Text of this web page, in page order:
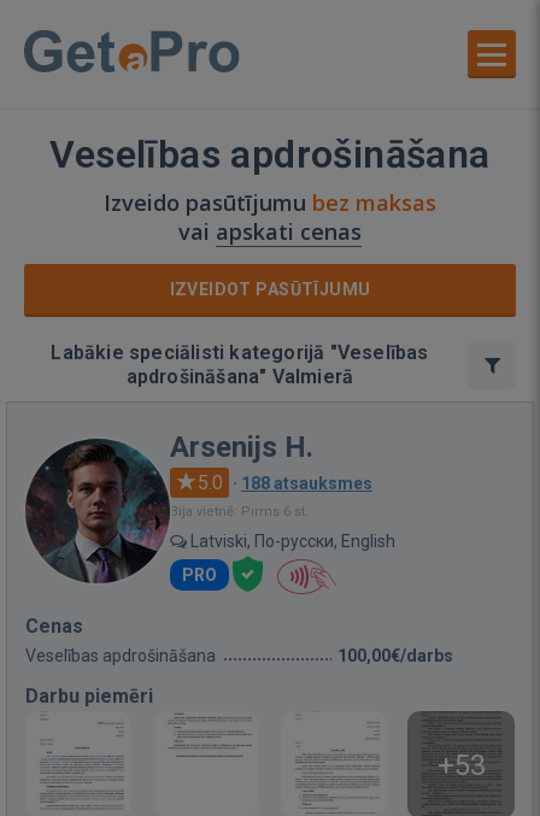
Veselības apdrošināšana
Izveido pasūtījumu bez maksas
vai apskati cenas
IZVEIDOT PASŪTĪJUMU
Labākie speciālisti kategorijā "Veselības
apdrošināšana" Valmierā
Arsenijs H.
5.0 · 188 atsauksmes
Bija vietnē: Pirms 6 st.
Latviski, По-русски, English
PRO
Cenas
Veselības apdrošināšana 100,00€/darbs
Darbu piemēri
+53